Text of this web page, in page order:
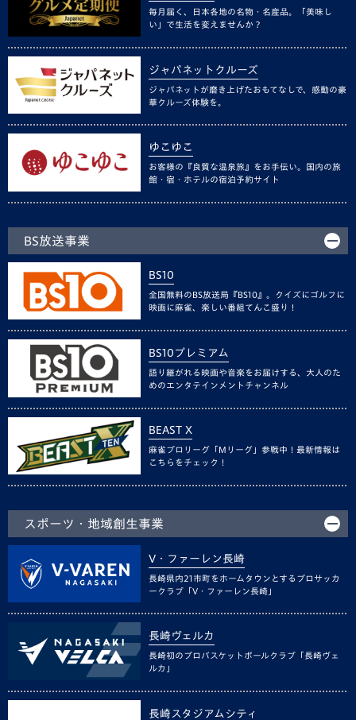
毎月届く、日本各地の名物・名産品。「美味し
い」で生活を変えませんか？
ジャパネットクルーズ
ジャパネットが磨き上げたおもてなしで、感動の豪
華クルーズ体験を。
ゆこゆこ
お客様の『良質な温泉旅』をお手伝い。国内の旅
館・宿・ホテルの宿泊予約サイト
BS放送事業
BS10
全国無料のBS放送局『BS10』。クイズにゴルフに
映画に麻雀、楽しい番組てんこ盛り！
BS10プレミアム
語り継がれる映画や音楽をお届けする、大人のた
めのエンタテインメントチャンネル
BEAST X
麻雀プロリーグ「Mリーグ」参戦中！最新情報は
こちらをチェック！
スポーツ・地域創生事業
V・ファーレン長崎
長崎県内21市町をホームタウンとするプロサッカ
ークラブ「V・ファーレン長崎」
長崎ヴェルカ
長崎初のプロバスケットボールクラブ「長崎ヴェ
ルカ」
長崎スタジアムシティ